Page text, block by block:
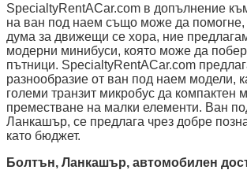
SpecialtyRentACar.com в допълнение
на ван под наем също може да помогне,
дума за движещи се хора, ние
модерни минибуси, която може да
пътници. SpecialtyRentACar.com
разнообразие от ван под наем модели,
големи транзит микробус да компактен
преместване на малки елементи. Ван
Ланкашър, се предлага чрез добре
като бюджет.
Болтън, Ланкашър, автомобилен